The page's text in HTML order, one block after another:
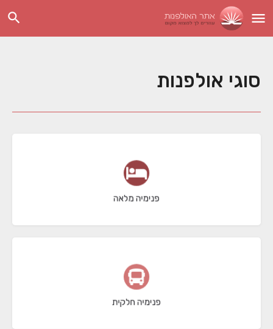
סוגי אולפנות
פנימיה מלאה
31 תוצאות
פנימיה חלקית
23 תוצאות